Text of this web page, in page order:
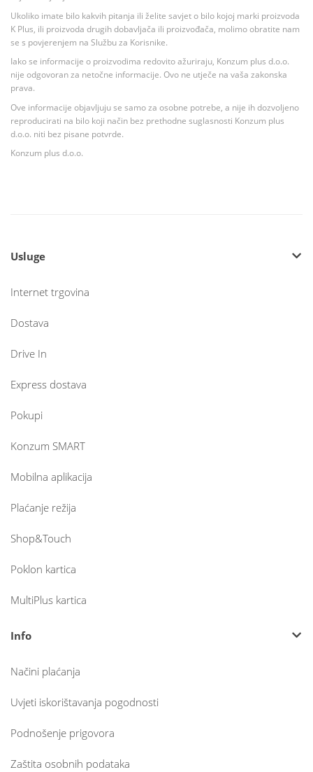
Ukoliko imate bilo kakvih pitanja ili želite savjet o bilo kojoj marki proizvoda
K Plus, ili proizvoda drugih dobavljača ili proizvođača, molimo obratite nam
se s povjerenjem na Službu za Korisnike.
Iako se informacije o proizvodima redovito ažuriraju, Konzum plus d.o.o.
nije odgovoran za netočne informacije. Ovo ne utječe na vaša zakonska
prava.
Ove informacije objavljuju se samo za osobne potrebe, a nije ih dozvoljeno
reproducirati na bilo koji način bez prethodne suglasnosti Konzum plus
d.o.o. niti bez pisane potvrde.
Konzum plus d.o.o.
Usluge
Internet trgovina
Dostava
Drive In
Express dostava
Pokupi
Konzum SMART
Mobilna aplikacija
Plaćanje režija
Shop&Touch
Poklon kartica
MultiPlus kartica
Info
Načini plaćanja
Uvjeti iskorištavanja pogodnosti
Podnošenje prigovora
Zaštita osobnih podataka